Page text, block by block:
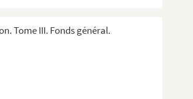
Tome III. Fonds général.